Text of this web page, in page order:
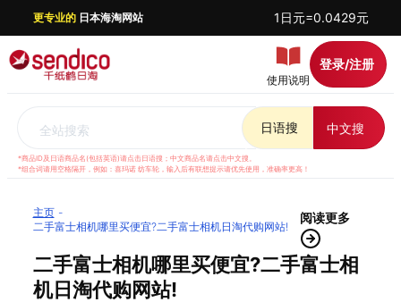
更专业的日本海淘网站 1日元=0.0429元
使用说明
登录/注册
全站搜索 日语搜 中文搜
*商品ID及日语商品名(包括英语)请点击日语搜；中文商品名请点击中文搜。
*组合词请用空格隔开，例如：喜玛诺 纺车轮，输入后有联想提示请优先使用，准确率更高！
主页
二手富士相机哪里买便宜?二手富士相机日淘代购网站!
阅读更多
二手富士相机哪里买便宜?二手富士相
机日淘代购网站!